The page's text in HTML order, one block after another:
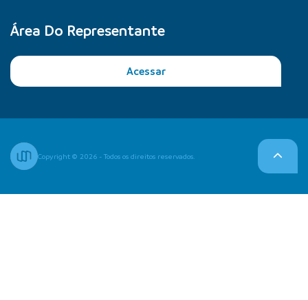
Área Do Representante
Acessar
Copyright © 2026 - Todos os direitos reservados.